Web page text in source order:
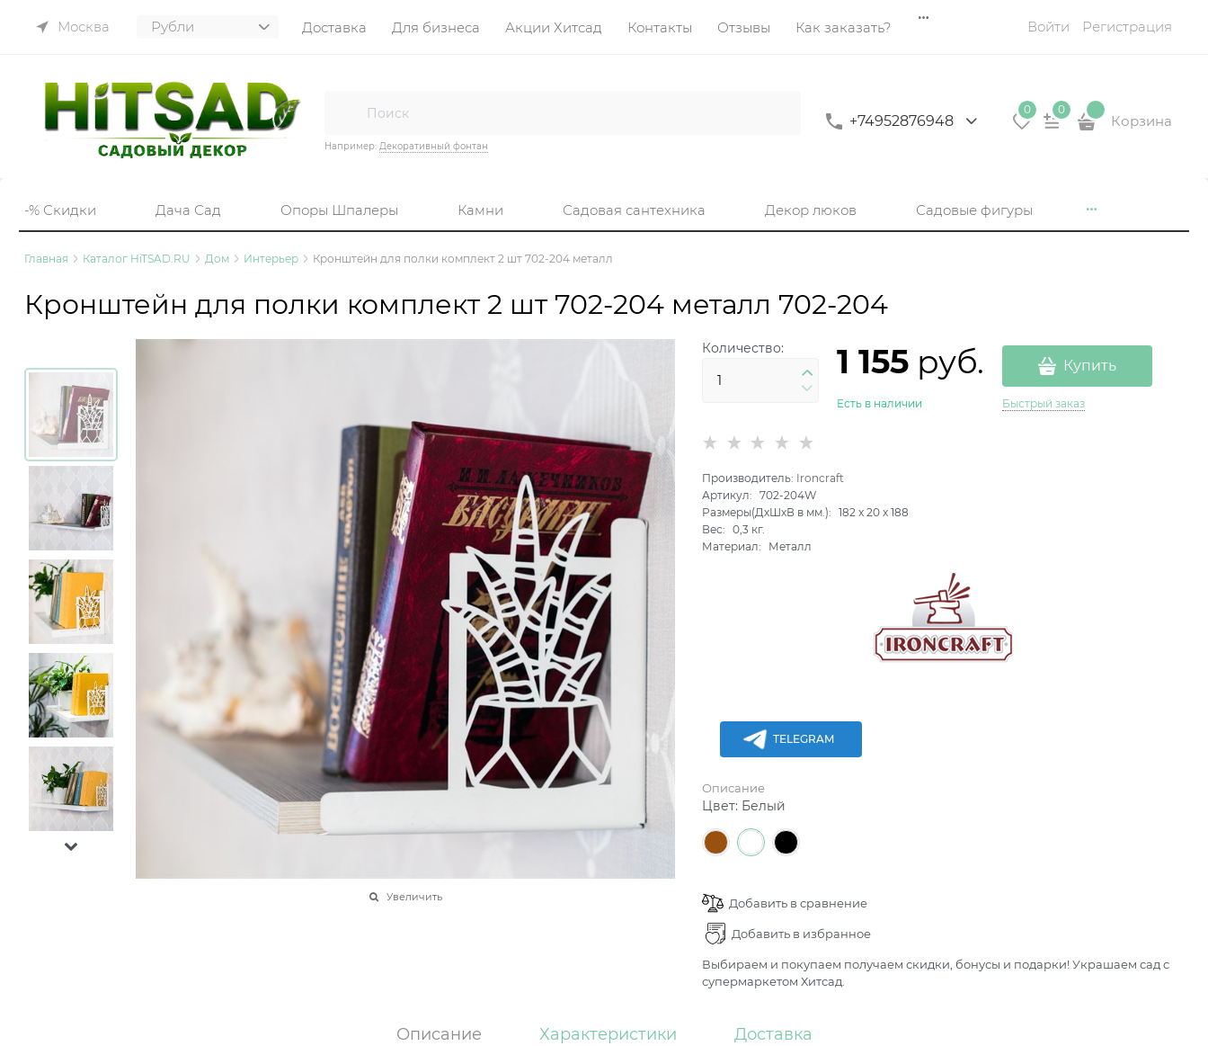
Москва Доставка Для бизнеса Акции Хитсад Контакты Отзывы Как заказать? Войти Регистрация
Например: Декоративный фонтан
+74952876948
0 0
Корзина
-% Скидки Дача Сад Опоры Шпалеры Камни Садовая сантехника Декор люков Садовые фигуры
Главная Каталог HiTSAD.RU Дом Интерьер Кронштейн для полки комплект 2 шт 702-204 металл
Кронштейн для полки комплект 2 шт 702-204 металл 702-204
Увеличить
Количество: 1 155 руб.
Есть в наличии
Купить
Быстрый заказ
Производитель: Ironcraft
Артикул:
702-204W
Размеры(ДхШхВ в мм.):
182 x20 x188
Вес:
0,3 кг.
Материал:
Металл
TELEGRAM
Описание
Цвет: Белый
Добавить в сравнение
Добавить в избранное
Выбираем и покупаем получаем скидки, бонусы и подарки! Украшаем сад с
супермаркетом Хитсад.
Описание Характеристики Доставка